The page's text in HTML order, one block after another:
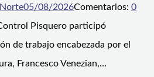
05/08/2026Comentarios: 0
Pisquero participó
de trabajo encabezada por el
Francesco Venezian,…